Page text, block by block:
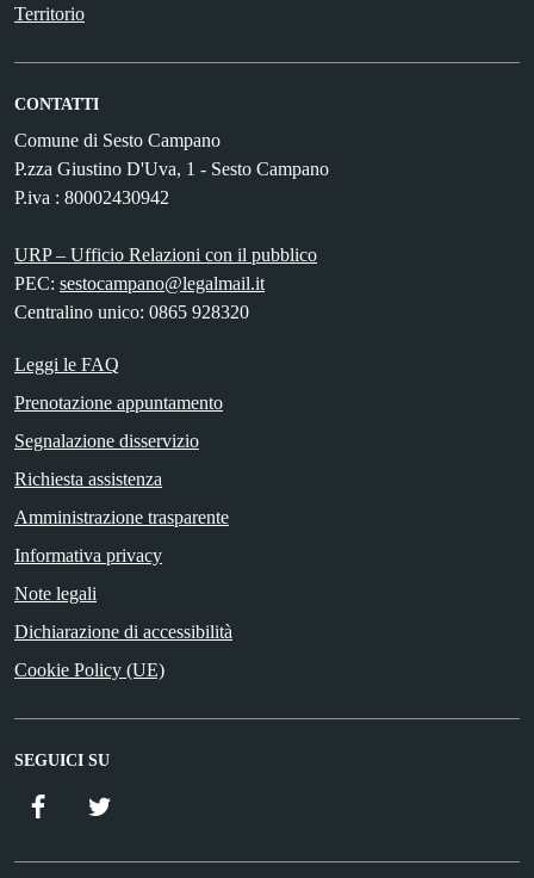
Territorio
CONTATTI
Comune di Sesto Campano
P.zza Giustino D'Uva, 1 - Sesto Campano
P.iva : 80002430942
URP – Ufficio Relazioni con il pubblico
PEC: sestocampano@legalmail.it
Centralino unico: 0865 928320
Leggi le FAQ
Prenotazione appuntamento
Segnalazione disservizio
Richiesta assistenza
Amministrazione trasparente
Informativa privacy
Note legali
Dichiarazione di accessibilità
Cookie Policy (UE)
SEGUICI SU
Facebook